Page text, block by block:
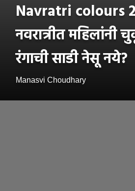
Navratri colours
नवरात्रीत महिलांनी
रंगाची साडी नेसू नये?
Manasvi Choudhary